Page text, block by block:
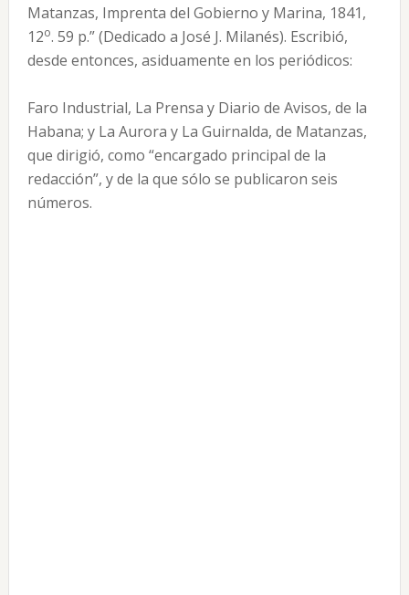
Matanzas, Imprenta del Gobierno y Marina, 1841,
12o. 59 p.” (Dedicado a José J. Milanés). Escribió,
desde entonces, asiduamente en los periódicos:
Faro Industrial, La Prensa y Diario de Avisos, de la
Habana; y La Aurora y La Guirnalda, de Matanzas,
que dirigió, como “encargado principal de la
redacción”, y de la que sólo se publicaron seis
números.